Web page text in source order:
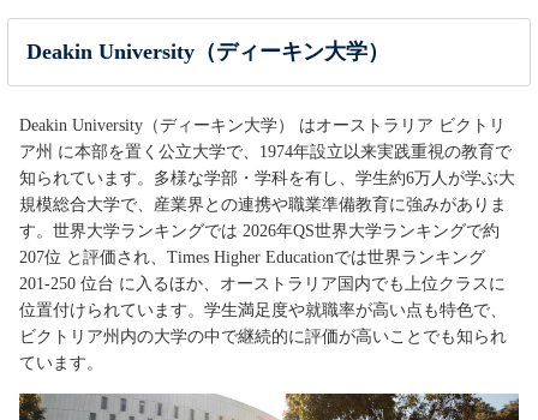
Deakin University（ディーキン大学）
Deakin University（ディーキン大学） はオーストラリア ビクトリ
ア州 に本部を置く公立大学で、1974年設立以来実践重視の教育で
知られています。多様な学部・学科を有し、学生約6万人が学ぶ大
規模総合大学で、産業界との連携や職業準備教育に強みがありま
す。世界大学ランキングでは 2026年QS世界大学ランキングで約
207位 と評価され、Times Higher Educationでは世界ランキング
201-250 位台 に入るほか、オーストラリア国内でも上位クラスに
位置付けられています。学生満足度や就職率が高い点も特色で、
ビクトリア州内の大学の中で継続的に評価が高いことでも知られ
ています。